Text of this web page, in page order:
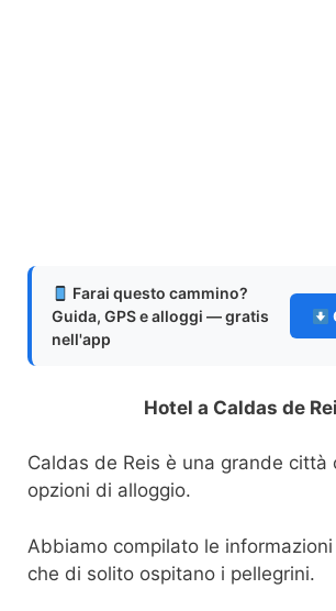
Farai questo cammino?
Guida, GPS e alloggi — gratis
nell'app
Hotel a Caldas de
Caldas de Reis è una grande città
opzioni di alloggio.
Abbiamo compilato le
che di solito ospitano i pellegrini.